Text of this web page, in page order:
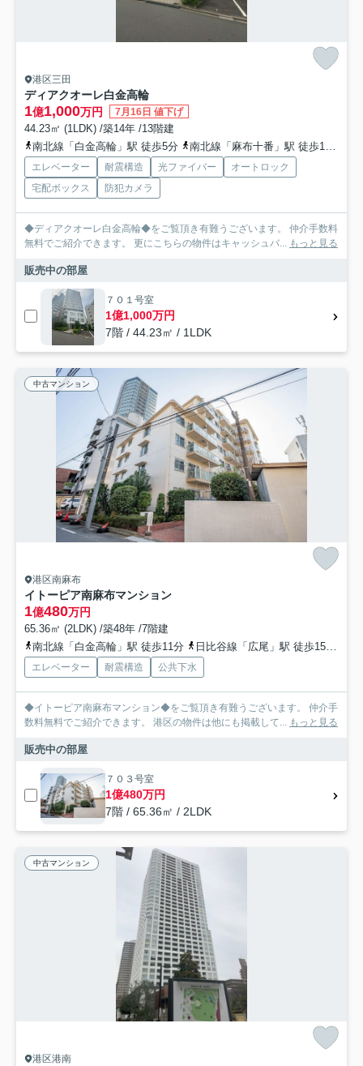
港区三田
ディアクオーレ白金高輪
1億1,000万円 7月16日 値下げ
44.23㎡ (1LDK) /築14年 /13階建
南北線「白金高輪」駅 徒歩5分
南北線「麻布十番」駅 徒歩12分
エレベーター 耐震構造 光ファイバー
オートロック
宅配ボックス
防犯カメラ
◆ディアクオーレ白金高輪◆をご覧頂き有難うございます。 仲介手数料
無料でご紹介できます。 更にこちらの物件はキャッシュバ...
もっと見る
販売中の部屋
７０１号室
1億1,000万円
7階 / 44.23㎡ / 1LDK
中古マンション
港区南麻布
イトーピア南麻布マンション
1億480万円
65.36㎡ (2LDK) /築48年 /7階建
南北線「白金高輪」駅 徒歩11分
日比谷線「広尾」駅 徒歩15分
エレベーター 耐震構造 公共下水
◆イトーピア南麻布マンション◆をご覧頂き有難うございます。 仲介手
数料無料でご紹介できます。 港区の物件は他にも掲載して...
もっと見る
販売中の部屋
７０３号室
1億480万円
7階 / 65.36㎡ / 2LDK
中古マンション
港区港南